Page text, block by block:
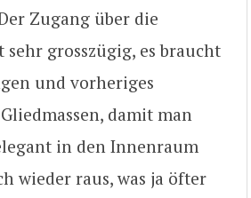
Zugang über die
sehr grosszügig, es braucht
und vorheriges
damit man
in den Innenraum
wieder raus, was ja öfter